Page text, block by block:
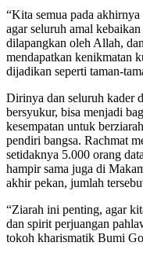
“Kita semua pada
agar seluruh amal
dilapangkan oleh Allah,
mendapatkan kenikmatan
dijadikan seperti taman-
Dirinya dan seluruh kader
bersyukur, bisa menjadi
kesempatan untuk
pendiri bangsa. Rachmat
setidaknya 5.000 orang
hampir sama juga di
akhir pekan, jumlah
“Ziarah ini penting, agar
dan spirit perjuangan
tokoh kharismatik Bumi